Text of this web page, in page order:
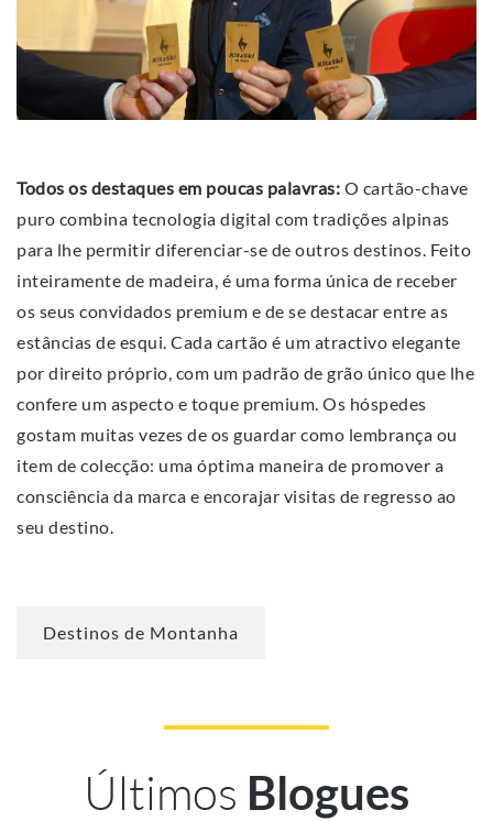
Todos os destaques em poucas palavras: O cartão-chave
puro combina tecnologia digital com tradições alpinas
para lhe permitir diferenciar-se de outros destinos. Feito
inteiramente de madeira, é uma forma única de receber
os seus convidados premium e de se destacar entre as
estâncias de esqui. Cada cartão é um atractivo elegante
por direito próprio, com um padrão de grão único que lhe
confere um aspecto e toque premium. Os hóspedes
gostam muitas vezes de os guardar como lembrança ou
item de colecção: uma óptima maneira de promover a
consciência da marca e encorajar visitas de regresso ao
seu destino.
Destinos de Montanha
Últimos Blogues